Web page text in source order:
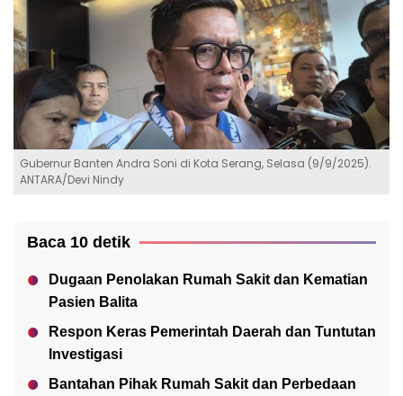
Gubernur Banten Andra Soni di Kota Serang, Selasa (9/9/2025).
ANTARA/Devi Nindy
Baca 10 detik
Dugaan Penolakan Rumah Sakit dan Kematian
Pasien Balita
Respon Keras Pemerintah Daerah dan Tuntutan
Investigasi
Bantahan Pihak Rumah Sakit dan Perbedaan